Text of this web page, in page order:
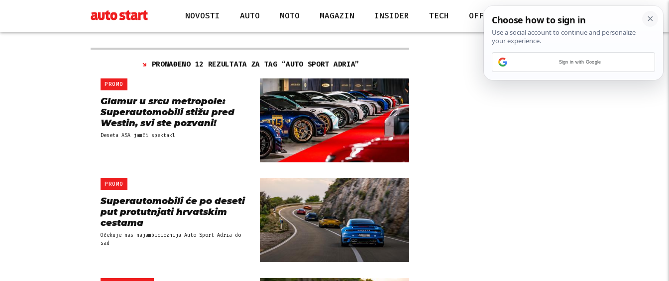
NOVOSTI AUTO MOTO MAGAZIN INSIDER TECH OFF
PRONAĐENO 12 REZULTATA ZA TAG “AUTO SPORT ADRIA”
PROMO
Glamur u srcu metropole:
Superautomobili stižu pred
Westin, svi ste pozvani!
Deseta ASA jamči spektakl
PROMO
Superautomobili će po deseti
put protutnjati hrvatskim
cestama
Očekuje nas najambicioznija Auto Sport Adria do
sad
Sign in with Google